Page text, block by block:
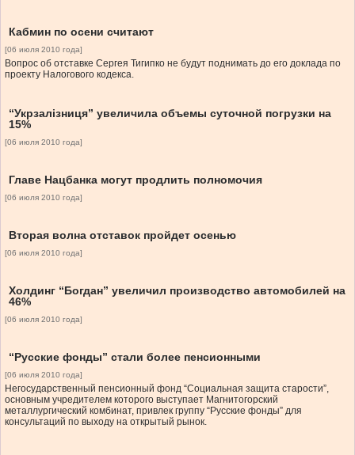
Кабмин по осени считают
[06 июля 2010 года]
Вопрос об отставке Сергея Тигипко не будут поднимать до его доклада по
проекту Налогового кодекса.
“Укрзалізниця” увеличила объемы суточной погрузки на
15%
[06 июля 2010 года]
Главе Нацбанка могут продлить полномочия
[06 июля 2010 года]
Вторая волна отставок пройдет осенью
[06 июля 2010 года]
Холдинг “Богдан” увеличил производство автомобилей на
46%
[06 июля 2010 года]
“Русские фонды” стали более пенсионными
[06 июля 2010 года]
Негосударственный пенсионный фонд “Социальная защита старости”,
основным учредителем которого выступает Магнитогорский
металлургический комбинат, привлек группу “Русские фонды” для
консультаций по выходу на открытый рынок.